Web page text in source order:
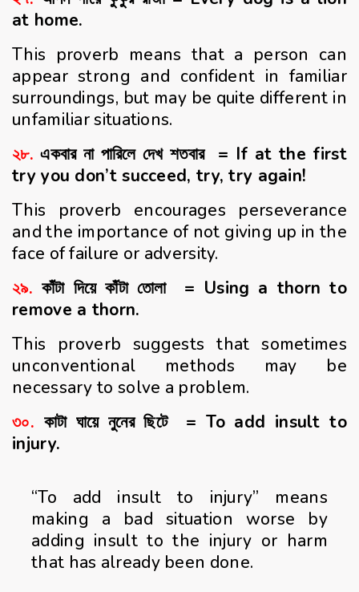
at home.
This proverb means that a person can
appear strong and confident in familiar
surroundings, but may be quite different in
unfamiliar situations.
২৮. একবার না পারিলে দেখ শতবার = If at the first
try you don’t succeed, try, try again!
This proverb encourages perseverance
and the importance of not giving up in the
face of failure or adversity.
২৯. কাঁটা দিয়ে কাঁটা তোলা = Using a thorn to
remove a thorn.
This proverb suggests that sometimes
unconventional methods may be
necessary to solve a problem.
৩০. কাটা ঘায়ে নুনের ছিটে = To add insult to
injury.
“To add insult to injury” means
making a bad situation worse by
adding insult to the injury or harm
that has already been done.